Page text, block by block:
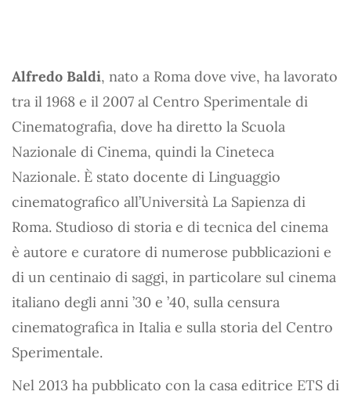
Alfredo Baldi, nato a Roma dove vive, ha lavorato
tra il 1968 e il 2007 al Centro Sperimentale di
Cinematografia, dove ha diretto la Scuola
Nazionale di Cinema, quindi la Cineteca
Nazionale. È stato docente di Linguaggio
cinematografico all’Università La Sapienza di
Roma. Studioso di storia e di tecnica del cinema
è autore e curatore di numerose pubblicazioni e
di un centinaio di saggi, in particolare sul cinema
italiano degli anni ’30 e ’40, sulla censura
cinematografica in Italia e sulla storia del Centro
Sperimentale.
Nel 2013 ha pubblicato con la casa editrice ETS di